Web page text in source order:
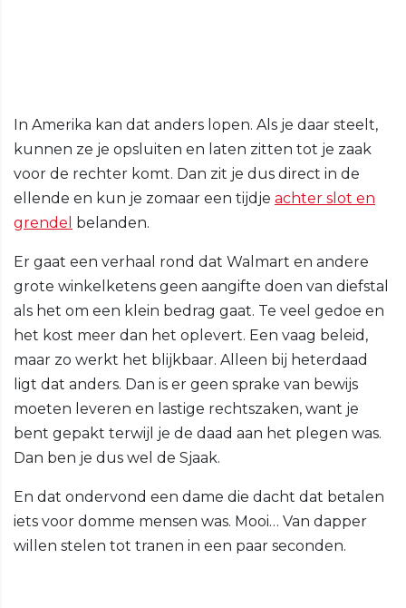
In Amerika kan dat anders lopen. Als je daar steelt,
kunnen ze je opsluiten en laten zitten tot je zaak
voor de rechter komt. Dan zit je dus direct in de
ellende en kun je zomaar een tijdje achter slot en
grendel belanden.
Er gaat een verhaal rond dat Walmart en andere
grote winkelketens geen aangifte doen van diefstal
als het om een klein bedrag gaat. Te veel gedoe en
het kost meer dan het oplevert. Een vaag beleid,
maar zo werkt het blijkbaar. Alleen bij heterdaad
ligt dat anders. Dan is er geen sprake van bewijs
moeten leveren en lastige rechtszaken, want je
bent gepakt terwijl je de daad aan het plegen was.
Dan ben je dus wel de Sjaak.
En dat ondervond een dame die dacht dat betalen
iets voor domme mensen was. Mooi… Van dapper
willen stelen tot tranen in een paar seconden.